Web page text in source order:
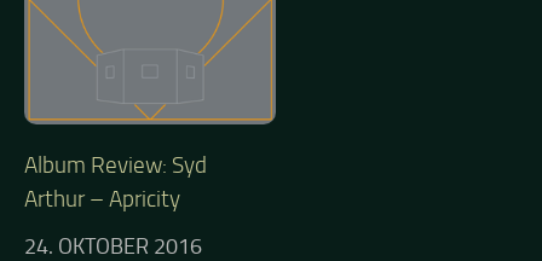
Album Review: Syd
Arthur – Apricity
24. OKTOBER 2016